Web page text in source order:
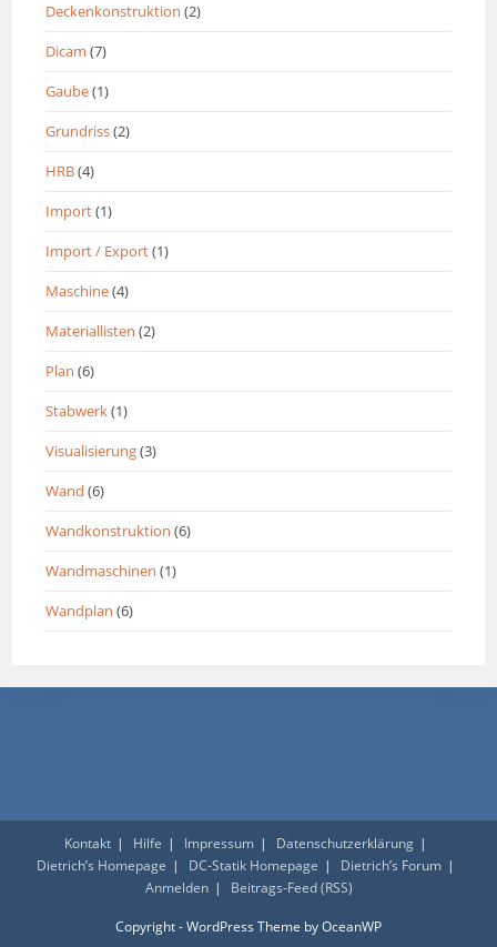
Deckenkonstruktion (2)
Dicam (7)
Gaube(1)
Grundriss(2)
HRB(4)
Import(1)
Import / Export(1)
Maschine(4)
Materiallisten (2)
Plan (6)
Stabwerk(1)
Visualisierung(3)
Wand (6)
Wandkonstruktion (6)
Wandmaschinen (1)
Wandplan (6)
Kontakt Hilfe Impressum
Datenschutzerklärung
Dietrich’s Homepage
DC-Statik Homepage
Dietrich’s Forum
Anmelden
Beitrags-Feed (RSS)
Copyright - WordPress Theme by OceanWP